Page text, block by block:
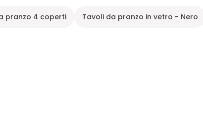
pranzo 4 coperti Tavoli da pranzo in vetro - Nero